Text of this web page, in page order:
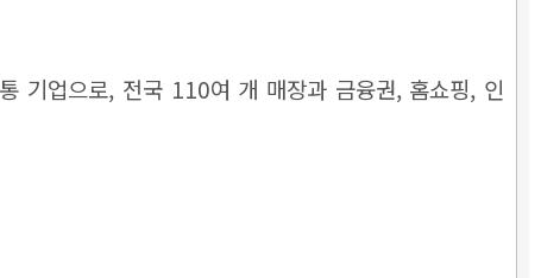
기업으로, 전국 110여 개 매장과 금융권, 홈쇼핑, 인